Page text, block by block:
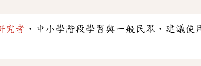
究者 ，中小學階段學習與一般民眾，建議使